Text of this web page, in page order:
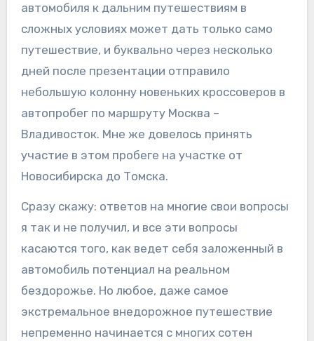
автомобиля к дальним путешествиям в
сложных условиях может дать только само
путешествие, и буквально через несколько
дней после презентации отправило
небольшую колонну новеньких кроссоверов в
автопробег по маршруту Москва –
Владивосток. Мне же довелось принять
участие в этом пробеге на участке от
Новосибирска до Томска.
Сразу скажу: ответов на многие свои вопросы
я так и не получил, и все эти вопросы
касаются того, как ведет себя заложенный в
автомобиль потенциал на реальном
бездорожье. Но любое, даже самое
экстремальное внедорожное путешествие
непременно начинается с многих сотен